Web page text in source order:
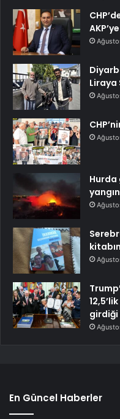
Liraya
Hurda
girdiği
En Güncel Haberler